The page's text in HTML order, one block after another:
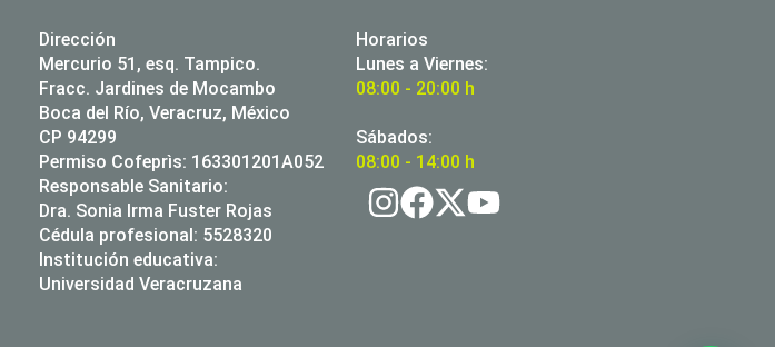
Dirección
Mercurio 51, esq. Tampico.
Fracc. Jardines de Mocambo
Boca del Río, Veracruz, México
CP 94299
Permiso Cofeprìs: 163301201A052
Responsable Sanitario:
Dra. Sonia Irma Fuster Rojas
Cédula profesional: 5528320
Institución educativa:
Universidad Veracruzana
Horarios
Lunes a Viernes:
08:00 - 20:00 h
Sábados:
08:00 - 14:00 h